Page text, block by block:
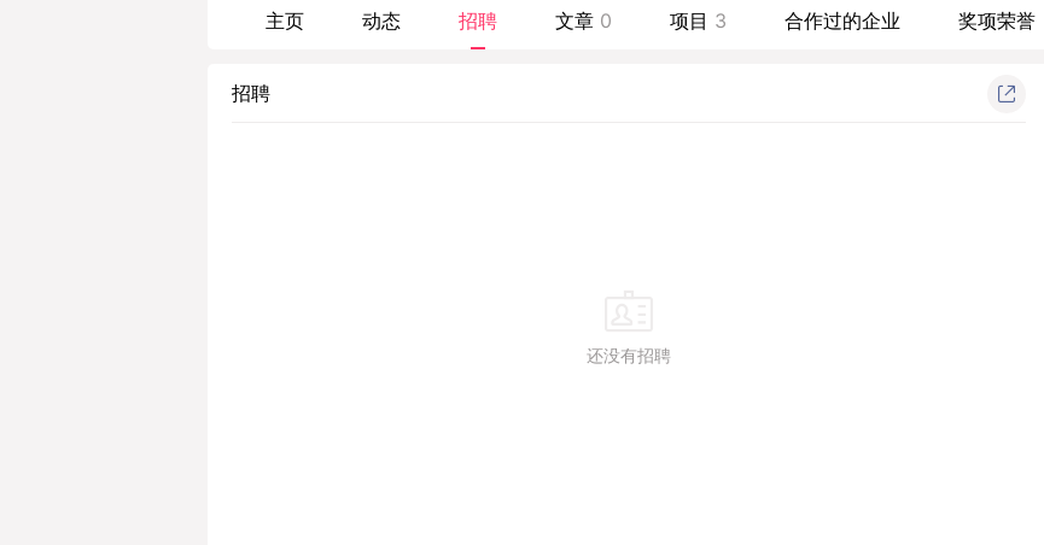
几乎没有中等价格的酒店，假日酒店的成功顺理成章。而他的创始人威尔逊先生第一个将特
许经营方式引入酒店业，业界评价他“改变了世界酒店业的发展史”。...
主页 动态 招聘 文章 0 项目 3 合作过的企业 奖项荣誉
招聘
还没有招聘